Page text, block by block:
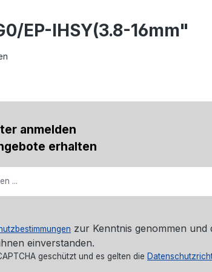
EP-IHSY(3.8-16mm"
anmelden
erhalten
zur Kenntnis genommen und
einverstanden.
geschützt und es gelten die